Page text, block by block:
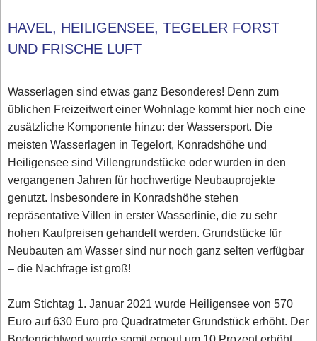
HAVEL, HEILIGENSEE, TEGELER FORST
UND FRISCHE LUFT
Wasserlagen sind etwas ganz Besonderes! Denn zum
üblichen Freizeitwert einer Wohnlage kommt hier noch eine
zusätzliche Komponente hinzu: der Wassersport. Die
meisten Wasserlagen in Tegelort, Konradshöhe und
Heiligensee sind Villengrundstücke oder wurden in den
vergangenen Jahren für hochwertige Neubauprojekte
genutzt. Insbesondere in Konradshöhe stehen
repräsentative Villen in erster Wasserlinie, die zu sehr
hohen Kaufpreisen gehandelt werden. Grundstücke für
Neubauten am Wasser sind nur noch ganz selten verfügbar
– die Nachfrage ist groß!
Zum Stichtag 1. Januar 2021 wurde Heiligensee von 570
Euro auf 630 Euro pro Quadratmeter Grundstück erhöht. Der